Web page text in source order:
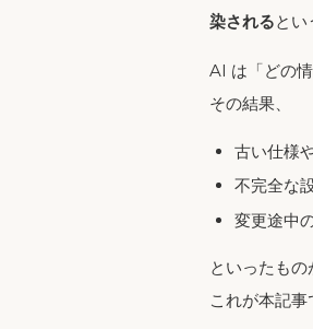
染されるとい
AI は「どの
その結果、
古い仕様
不完全な
変更途中
といったもの
これが本記事